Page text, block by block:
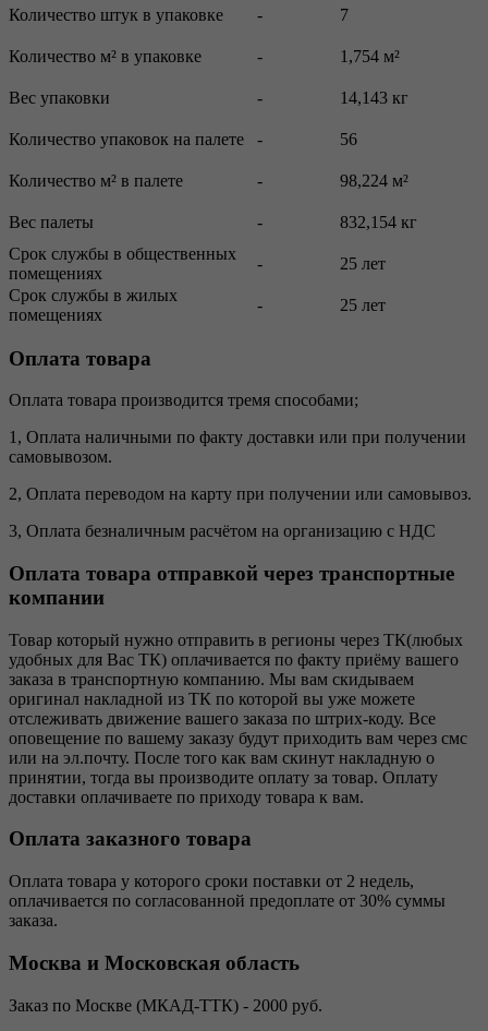
Количество штук в упаковке - 7
Количество м² в упаковке - 1,754 м²
Вес упаковки - 14,143 кг
Количество упаковок на палете - 56
Количество м² в палете - 98,224 м²
Вес палеты -
832,154 кг
Срок службы в общественных
помещениях
-
25 лет
Срок службы в жилых
помещениях
- 25 лет
Оплата товара
Оплата товара производится тремя способами;
1, Оплата наличными по факту доставки или при получении
самовывозом.
2, Оплата переводом на карту при получении или самовывоз.
3, Оплата безналичным расчётом на организацию с НДС
Оплата товара отправкой через транспортные
компании
Товар который нужно отправить в регионы через ТК(любых
удобных для Вас ТК) оплачивается по факту приёму вашего
заказа в транспортную компанию. Мы вам скидываем
оригинал накладной из ТК по которой вы уже можете
отслеживать движение вашего заказа по штрих-коду. Все
оповещение по вашему заказу будут приходить вам через смс
или на эл.почту. После того как вам скинут накладную о
принятии, тогда вы производите оплату за товар. Оплату
доставки оплачиваете по приходу товара к вам.
Оплата заказного товара
Оплата товара у которого сроки поставки от 2 недель,
оплачивается по согласованной предоплате от 30% суммы
заказа.
Москва и Московская область
Заказ по Москве (МКАД-ТТК) - 2000 руб.